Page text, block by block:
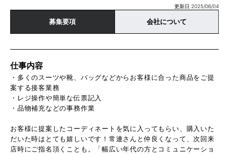
更新日 2025/06/04
募集要項 会社について
仕事内容
・多くのスーツや靴、バッグなどからお客様に合った商品をご提
案する接客業務
・レジ操作や簡単な伝票記入
・品物補充などの事務作業
お客様に提案したコーディネートを気に入ってもらい、購入いた
だいた時はとても嬉しいです！常連さんと仲良くなって、次回来
店時にご指名頂くことも。「幅広い年代の方とコミュニケーショ